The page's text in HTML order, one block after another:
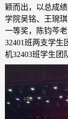
颖而出，以总成
学院吴铭、王琬
一等奖，陈钧芩
32401班两支学生
机32403班学生团